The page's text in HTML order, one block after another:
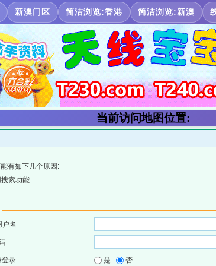
新澳门区 简洁浏览:香港 简洁浏览:新澳
当前访问地图位置:
有如下几个原因:
索功能
户名
登录 是 否